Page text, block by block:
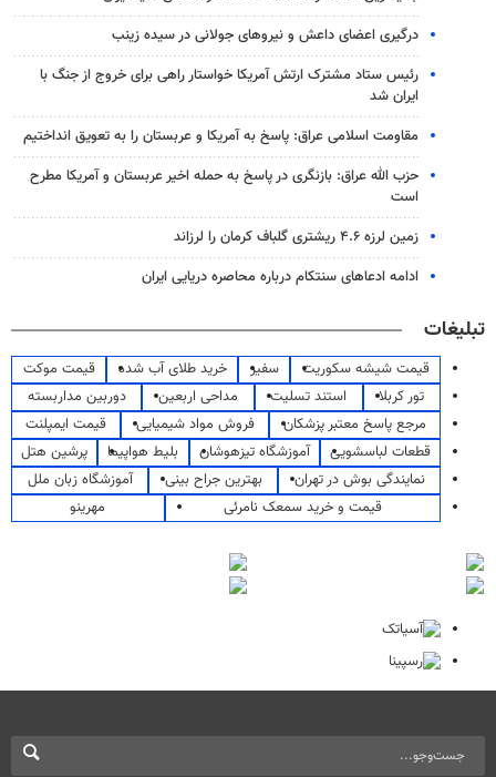
درگیری اعضای داعش و نیروهای جولانی در سیده زینب
رئیس ستاد مشترک ارتش آمریکا خواستار راهی برای خروج از جنگ با
ایران شد
مقاومت اسلامی عراق: پاسخ به آمریکا و عربستان را به تعویق انداختیم
حزب الله عراق: بازنگری در پاسخ به حمله اخیر عربستان و آمریکا مطرح
است
زمین لرزه ۴.۶ ریشتری گلباف کرمان را لرزاند
ادامه ادعاهای سنتکام درباره محاصره دریایی ایران
تبلیغات
قیمت شیشه سکوریت سفیر خرید طلای آب شده
قیمت موکت
تور کربلا
استند تسلیت مداحی اربعین
دوربین مداربسته
مرجع پاسخ معتبر پزشکان
فروش مواد شیمیایی
قیمت ایمپلنت
قطعات لباسشویی
آموزشگاه تیزهوشان بلیط هواپیما
پرشین هتل
نمایندگی بوش در تهران
بهترین جراح بینی
آموزشگاه زبان ملل
قیمت و خرید سمعک نامرئی
مهرینو